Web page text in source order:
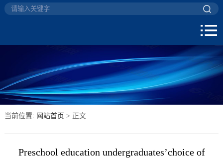
当前位置: 网站首页 > 正文
Preschool education undergraduates’choice of